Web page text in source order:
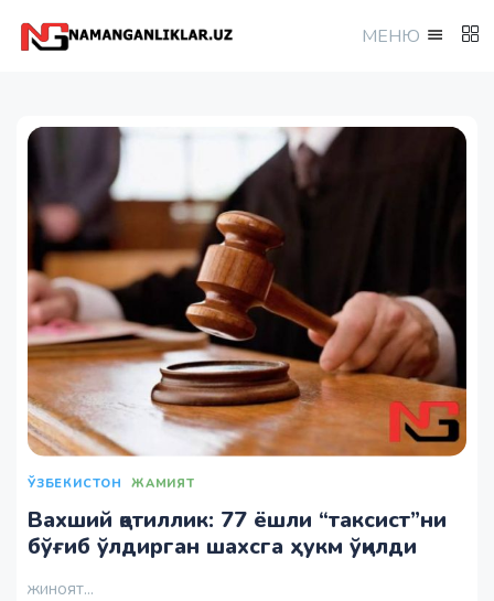
МEНЮ
ЎЗБЕКИСТОН ЖАМИЯТ
Вахший қотиллик: 77 ёшли “таксист”ни
бўғиб ўлдирган шахсга ҳукм ўқилди
жиноят...